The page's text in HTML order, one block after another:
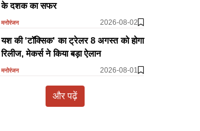
के दशक का सफर
मनोरंजन 2026-08-02
यश की 'टॉक्सिक' का ट्रेलर 8 अगस्त को होगा
रिलीज, मेकर्स ने किया बड़ा ऐलान
मनोरंजन 2026-08-01
और पढ़ें